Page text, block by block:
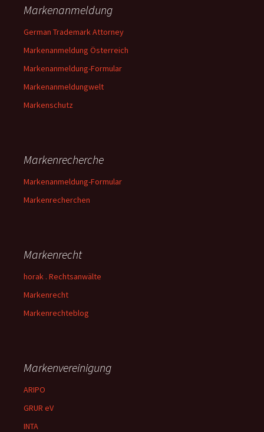
Markenanmeldung
German Trademark Attorney
Markenanmeldung Österreich
Markenanmeldung-Formular
Markenanmeldungwelt
Markenschutz
Markenrecherche
Markenanmeldung-Formular
Markenrecherchen
Markenrecht
horak . Rechtsanwälte
Markenrecht
Markenrechteblog
Markenvereinigung
ARIPO
GRUR eV
INTA